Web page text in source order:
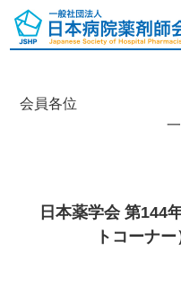
会員各位
日本薬学会 第144
トコーナ